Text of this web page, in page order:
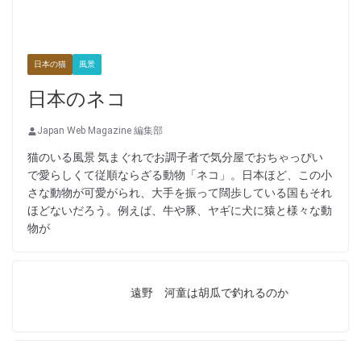
日本の猫 風景
日本のネコ
Japan Web Magazine 編集部
猫のいる風景 気まぐれでお調子者で気分屋でおちゃっぴい
で愛らしくて従順ならざる動物「ネコ」。日本ほど、この小
さな動物が可愛がられ、大手を振って闊歩している国もそれ
ほどないだろう。例えば、牛や豚、ヤギに犬に猿と様々な動
物が
遠野 河童は胡瓜で釣れるのか